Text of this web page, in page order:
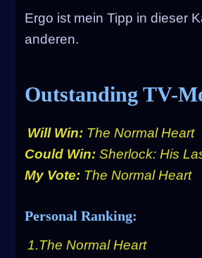
Ergo ist mein Tipp in dieser
anderen.
Outstanding TV-
Will Win: The Normal Heart
Could Win: Sherlock: His
My Vote: The Normal Heart
Personal Ranking:
1.The Normal Heart